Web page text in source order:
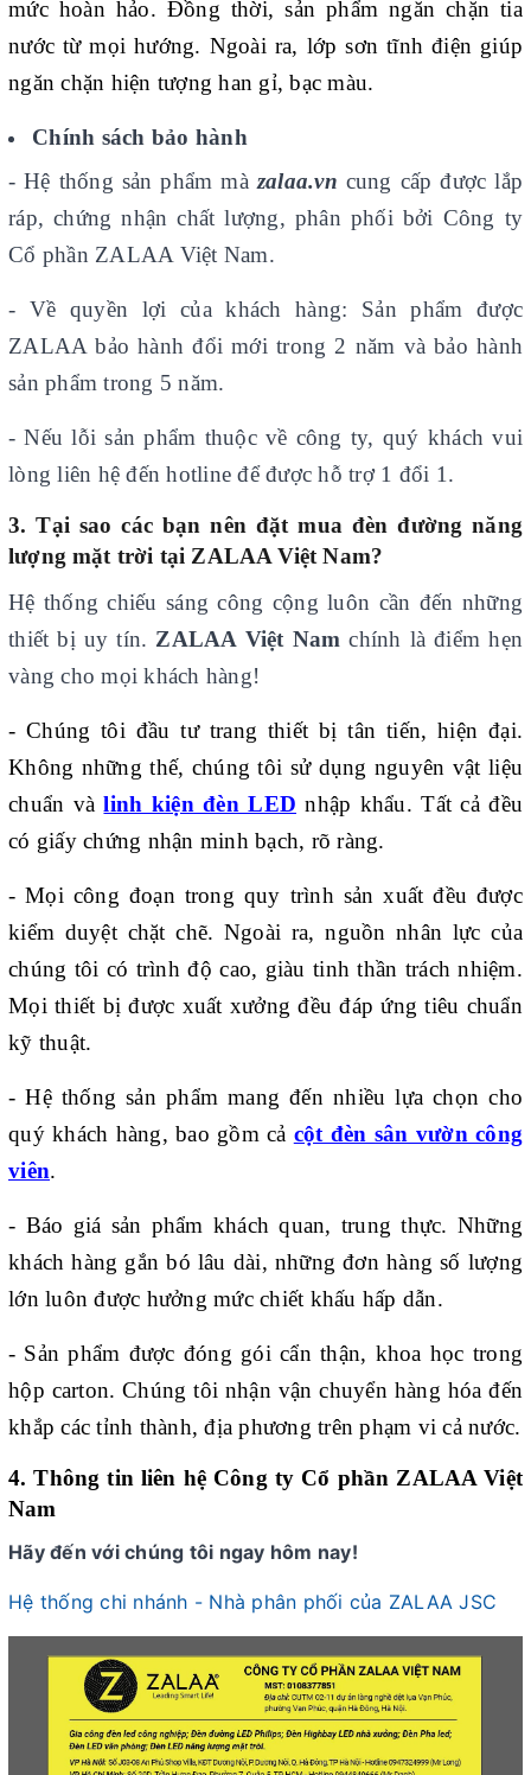
mức hoàn hảo. Đồng thời, sản phẩm ngăn chặn tia
nước từ mọi hướng. Ngoài ra, lớp sơn tĩnh điện giúp
ngăn chặn hiện tượng han gỉ, bạc màu.
Chính sách bảo hành
- Hệ thống sản phẩm mà zalaa.vn cung cấp được lắp
ráp, chứng nhận chất lượng, phân phối bởi Công ty
Cổ phần ZALAA Việt Nam.
- Về quyền lợi của khách hàng: Sản phẩm được
ZALAA bảo hành đổi mới trong 2 năm và bảo hành
sản phẩm trong 5 năm.
- Nếu lỗi sản phẩm thuộc về công ty, quý khách vui
lòng liên hệ đến hotline để được hỗ trợ 1 đổi 1.
3. Tại sao các bạn nên đặt mua đèn đường năng
lượng mặt trời tại ZALAA Việt Nam?
Hệ thống chiếu sáng công cộng luôn cần đến những
thiết bị uy tín. ZALAA Việt Nam chính là điểm hẹn
vàng cho mọi khách hàng!
- Chúng tôi đầu tư trang thiết bị tân tiến, hiện đại.
Không những thế, chúng tôi sử dụng nguyên vật liệu
chuẩn vàlinh kiện đèn LED nhập khẩu. Tất cả đều
có giấy chứng nhận minh bạch, rõ ràng.
- Mọi công đoạn trong quy trình sản xuất đều được
kiểm duyệt chặt chẽ. Ngoài ra, nguồn nhân lực của
chúng tôi có trình độ cao, giàu tinh thần trách nhiệm.
Mọi thiết bị được xuất xưởng đều đáp ứng tiêu chuẩn
kỹ thuật.
- Hệ thống sản phẩm mang đến nhiều lựa chọn cho
quý khách hàng, bao gồm cả cột đèn sân vườn công
viên.
- Báo giá sản phẩm khách quan, trung thực. Những
khách hàng gắn bó lâu dài, những đơn hàng số lượng
lớn luôn được hưởng mức chiết khấu hấp dẫn.
- Sản phẩm được đóng gói cẩn thận, khoa học trong
hộp carton. Chúng tôi nhận vận chuyển hàng hóa đến
khắp các tỉnh thành, địa phương trên phạm vi cả nước.
4. Thông tin liên hệ Công ty Cổ phần ZALAA Việt
Nam
Hãy đến với chúng tôi ngay hôm nay!
Hệ thống chi nhánh - Nhà phân phối của ZALAA JSC